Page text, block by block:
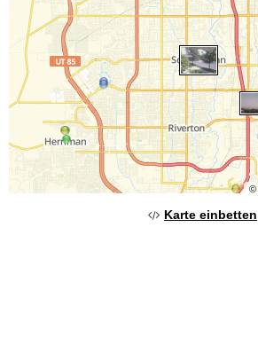
©
Karte einbetten